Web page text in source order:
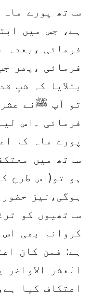
ساتھ پورے ماہ
ہے، جس میں
فرمائی ،بعدہ
فرمائی ،پھر
بتلایا کہ شبِ
تو آپ ﷺنے
فرمائی ۔اس
پورے ماہ کا
ساتھ میں
ہو تو(اس طرح
ہوگی،نیز
ساتھیوں کو
کروانا بھی
ہے: فمن کان
العشر
اعتکاف کیا